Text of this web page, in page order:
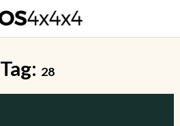
Tag: 28